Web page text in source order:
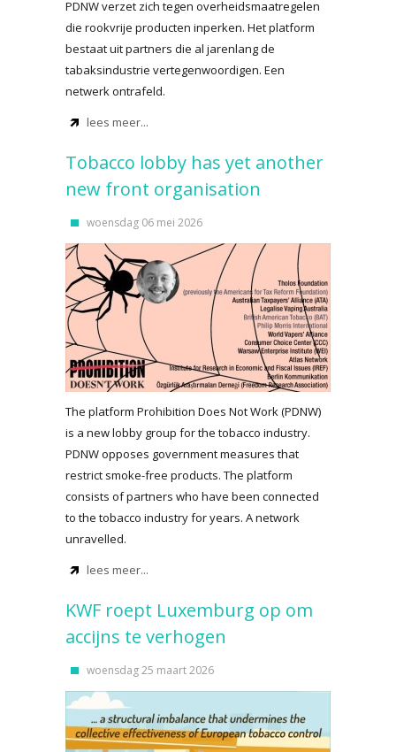
PDNW verzet zich tegen overheidsmaatregelen
die rookvrije producten inperken. Het platform
bestaat uit partners die al jarenlang de
tabaksindustrie vertegenwoordigen. Een
netwerk ontrafeld.
lees meer...
Tobacco lobby has yet another
new front organisation
woensdag 06 mei 2026
The platform Prohibition Does Not Work (PDNW)
is a new lobby group for the tobacco industry.
PDNW opposes government measures that
restrict smoke-free products. The platform
consists of partners who have been connected
to the tobacco industry for years. A network
unravelled.
lees meer...
KWF roept Luxemburg op om
accijns te verhogen
woensdag 25 maart 2026